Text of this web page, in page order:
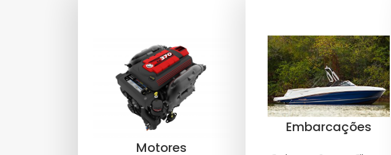
Motores
Embarcações